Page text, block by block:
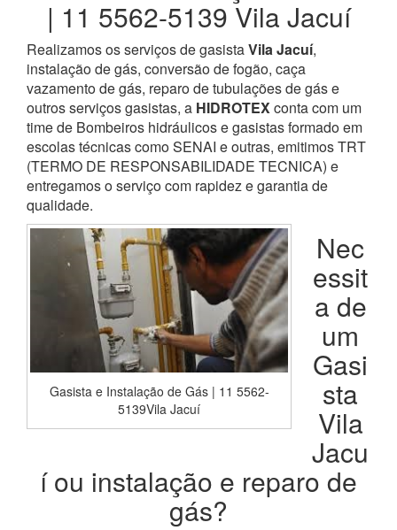
| 11 5562-5139 Vila Jacuí
Realizamos os serviços de gasistaVila Jacuí,
instalação de gás, conversão de fogão, caça
vazamento de gás, reparo de tubulações de gás e
outros serviços gasistas, a HIDROTEXconta com um
time de Bombeiros hidráulicos e gasistas formado em
escolas técnicas como SENAI e outras, emitimos TRT
(TERMO DE RESPONSABILIDADE TECNICA) e
entregamos o serviço com rapidez e garantia de
qualidade.
Gasista e Instalação de Gás | 11 5562-
5139Vila Jacuí
Nec
essit
a de
um
Gasi
sta
Vila
Jacu
í ou instalação e reparo de
gás?